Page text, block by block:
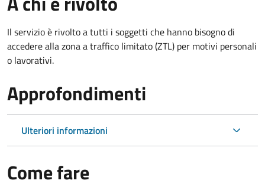
Il servizio è rivolto a tutti i soggetti che hanno bisogno di
accedere alla zona a traffico limitato (ZTL) per motivi personali
o lavorativi.
Approfondimenti
Ulteriori informazioni
Come fare